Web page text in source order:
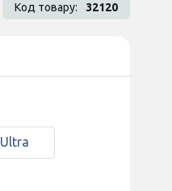
Код товару: 32120
Ultra